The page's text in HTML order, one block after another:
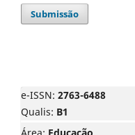
Submissão
e-ISSN: 2763-6488
Qualis: B1